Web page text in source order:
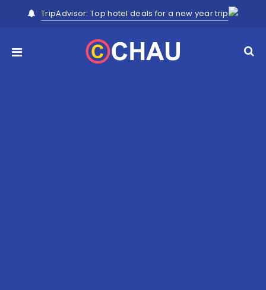
TripAdvisor: Top hotel deals for a new year trip